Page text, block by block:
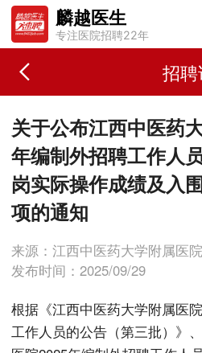
麟越医生
专注医院招聘22年
招
关于公布江西中医药
年编制外招聘工作人
岗实际操作成绩及入
项的通知
来源：江西中医药大学附属医院
发布时间：2025/09/29
根据《江西中医药大学附属医
工作人员的公告（第三批）》